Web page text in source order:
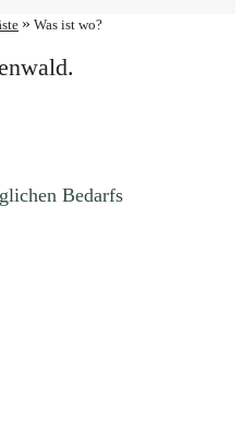
» Was ist wo?
Bedarfs